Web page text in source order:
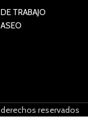
TRABAJO
reservados